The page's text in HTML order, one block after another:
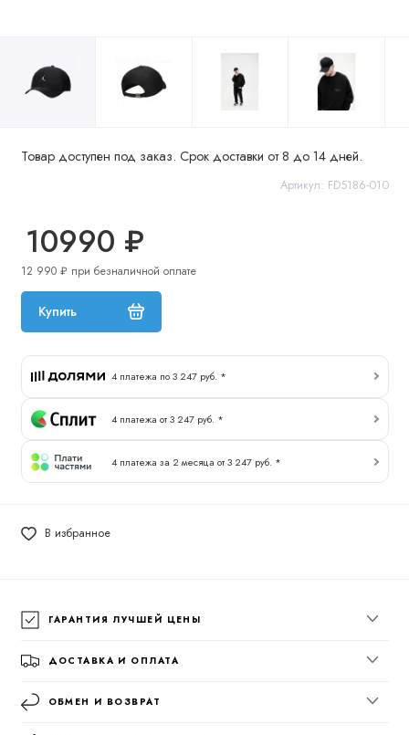
Товар доступен под заказ. Срок доставки от 8 до 14 дней.
Артикул: FD5186-010
10990 ₽
12 990 ₽ при безналичной оплате
Купить
4 платежа по 3 247 руб. *
4 платежа от 3 247 руб. *
4 платежа за 2 месяца от 3 247 руб. *
В избранное
ГАРАНТИЯ ЛУЧШЕЙ ЦЕНЫ
ДОСТАВКА И ОПЛАТА
ОБМЕН И ВОЗВРАТ